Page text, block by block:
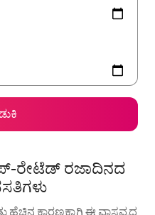
ರೇಟೆಡ್ ರಜಾದಿನದ
ಹೆಚ್ಚಿನ ಕಾರಣಕ್ಕಾಗಿ ಈ ವಾಸ್ತವ್ಯದ